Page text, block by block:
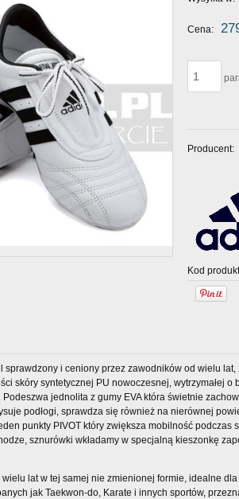
Cena:
Producent:
Kod
sprawdzony i ceniony przez zawodników od wielu lat,
skóry syntetycznej PU nowoczesnej, wytrzymałej o
jednolita z gumy EVA która świetnie
podłogi, sprawdza się również na nierównej
punkty PIVOT który zwiększa mobilność podczas
sznurówki wkładamy w specjalną kieszonkę
lat w tej samej nie zmienionej formie, idealne
jak Taekwon-do, Karate i innych sportów,